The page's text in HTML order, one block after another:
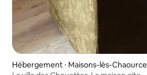
Hébergement ⋅ Maisons-lès-Chaource